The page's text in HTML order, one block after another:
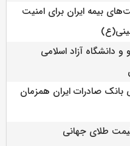
بیمه ایران برای امنیت
دانشگاه آزاد اسلامی
بانک صادرات ایران همزمان
طلای جهانی